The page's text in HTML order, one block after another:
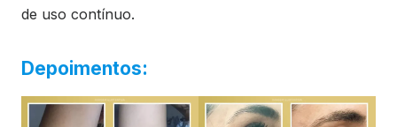
de uso contínuo.
Depoimentos: